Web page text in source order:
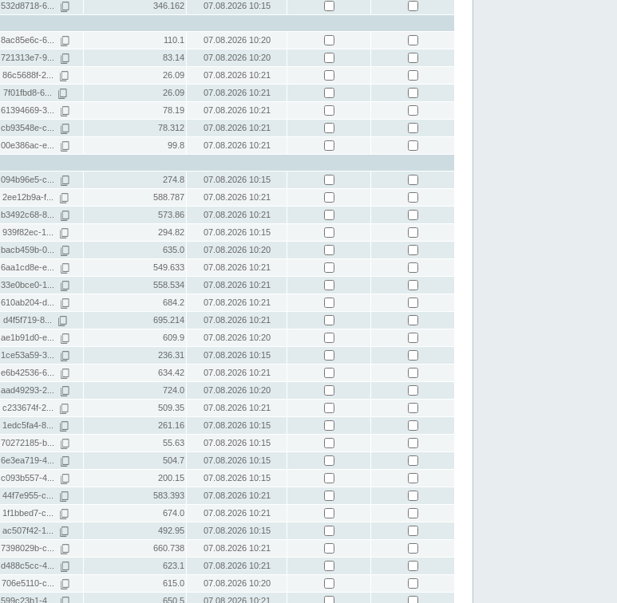
532d8718-6... 346.162
07.08.2026 10:15
8ac85e6c-6... 110.1
07.08.2026 10:20
721313e7-9... 83.14
07.08.2026 10:20
86c5688f-2... 26.09
07.08.2026 10:21
7f01fbd8-6... 26.09
07.08.2026 10:21
61394669-3... 78.19
07.08.2026 10:21
cb93548e-c... 78.312
07.08.2026 10:21
00e386ac-e... 99.8
07.08.2026 10:21
094b96e5-c... 274.8
07.08.2026 10:15
2ee12b9a-f... 588.787
07.08.2026 10:21
b3492c68-8... 573.86
07.08.2026 10:21
939f82ec-1... 294.82
07.08.2026 10:15
bacb459b-0... 635.0
07.08.2026 10:20
6aa1cd8e-e... 549.633
07.08.2026 10:21
33e0bce0-1... 558.534
07.08.2026 10:21
610ab204-d... 684.2
07.08.2026 10:21
d4f5f719-8... 695.214
07.08.2026 10:21
ae1b91d0-e... 609.9
07.08.2026 10:20
1ce53a59-3... 236.31
07.08.2026 10:15
e6b42536-6... 634.42
07.08.2026 10:21
aad49293-2... 724.0
07.08.2026 10:20
c233674f-2... 509.35
07.08.2026 10:21
1edc5fa4-8... 261.16
07.08.2026 10:15
70272185-b... 55.63
07.08.2026 10:15
6e3ea719-4... 504.7
07.08.2026 10:15
c093b557-4... 200.15
07.08.2026 10:15
44f7e955-c... 583.393
07.08.2026 10:21
1f1bbed7-c... 674.0
07.08.2026 10:21
ac507f42-1... 492.95
07.08.2026 10:15
7398029b-c... 660.738
07.08.2026 10:21
d488c5cc-4... 623.1
07.08.2026 10:21
706e5110-c... 615.0
07.08.2026 10:20
599c23b1-4... 650.5
07.08.2026 10:21